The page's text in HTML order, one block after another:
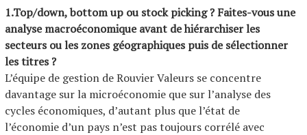
1.Top/down, bottom up ou stock picking ? Faites-vous une
analyse macroéconomique avant de hiérarchiser les
secteurs ou les zones géographiques puis de sélectionner
les titres ?
L’équipe de gestion de Rouvier Valeurs se concentre
davantage sur la microéconomie que sur l’analyse des
cycles économiques, d’autant plus que l’état de
l’économie d’un pays n’est pas toujours corrélé avec